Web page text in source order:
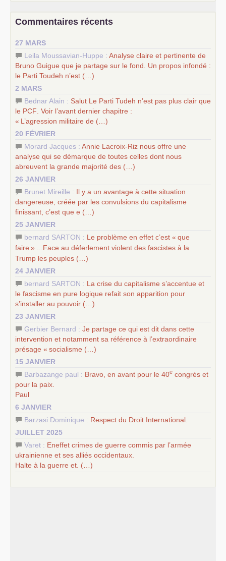
science sociale de notre temps
d’Europe
–lescinq chantiers pour contribuer au débat sur le projet
communiste
Commentaires récents
27 MARS
Leila Moussavian-Huppe : Analyse claire et pertinente de
Bruno Guigue que je partage sur le fond. Un propos infondé :
le Parti Toudeh n’est (…)
2 MARS
Bednar Alain : Salut Le Parti Tudeh n’est pas plus clair que
le PCF . Voir l’avant dernier chapitre :
« L’agression militaire de (…)
20 FÉVRIER
Morard Jacques : Annie Lacroix-Riz nous offre une
analyse qui se démarque de toutes celles dont nous
abreuvent la grande majorité des (…)
26 JANVIER
Brunet Mireille : Il y a un avantage à cette situation
dangereuse, créée par les convulsions du capitalisme
finissant, c’est que e (…)
25 JANVIER
bernard SARTON : Le problème en effet c’est « que
faire » ...Face au déferlement violent des fascistes à la
Trump les peuples (…)
24 JANVIER
bernard SARTON : La crise du capitalisme s’accentue et
le fascisme en pure logique refait son apparition pour
s’installer au pouvoir (…)
23 JANVIER
Gerbier Bernard : Je partage ce qui est dit dans cette
intervention et notamment sa référence à l’extraordinaire
présage « socialisme (…)
15 JANVIER
Barbazange paul : Bravo, en avant pour le 40e congrès et
pour la paix.
Paul
6 JANVIER
Barzasi Dominique : Respect du Droit International.
JUILLET 2025
Varet : Eneffet crimes de guerre commis par l’armée
ukrainienne et ses alliés occidentaux.
Halte à la guerre et. (…)